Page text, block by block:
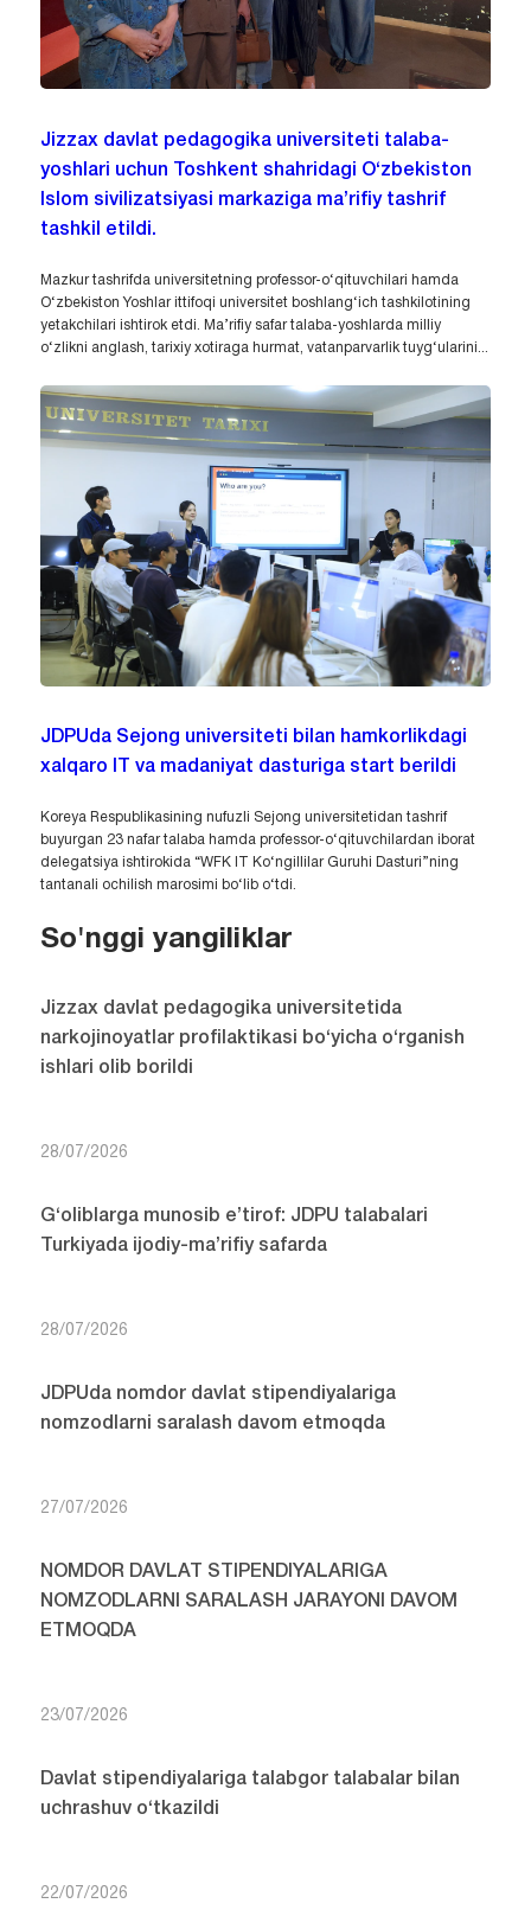
Jizzax davlat pedagogika universiteti talaba-
yoshlari uchun Toshkent shahridagi O‘zbekiston
Islom sivilizatsiyasi markaziga ma’rifiy tashrif
tashkil etildi.
Mazkur tashrifda universitetning professor-o‘qituvchilari hamda
O‘zbekiston Yoshlar ittifoqi universitet boshlang‘ich tashkilotining
yetakchilari ishtirok etdi. Ma’rifiy safar talaba-yoshlarda milliy
o‘zlikni anglash, tarixiy xotiraga hurmat, vatanparvarlik tuyg‘ularini...
JDPUda Sejong universiteti bilan hamkorlikdagi
xalqaro IT va madaniyat dasturiga start berildi
Koreya Respublikasining nufuzli Sejong universitetidan tashrif
buyurgan 23 nafar talaba hamda professor-o‘qituvchilardan iborat
delegatsiya ishtirokida “WFK IT Ko‘ngillilar Guruhi Dasturi”ning
tantanali ochilish marosimi bo‘lib o‘tdi.
So'nggi yangiliklar
Jizzax davlat pedagogika universitetida
narkojinoyatlar profilaktikasi bo‘yicha o‘rganish
ishlari olib borildi
28/07/2026
G‘oliblarga munosib e’tirof: JDPU talabalari
Turkiyada ijodiy-ma’rifiy safarda
28/07/2026
JDPUda nomdor davlat stipendiyalariga
nomzodlarni saralash davom etmoqda
27/07/2026
NOMDOR DAVLAT STIPENDIYALARIGA
NOMZODLARNI SARALASH JARAYONI DAVOM
ETMOQDA
23/07/2026
Davlat stipendiyalariga talabgor talabalar bilan
uchrashuv o‘tkazildi
22/07/2026